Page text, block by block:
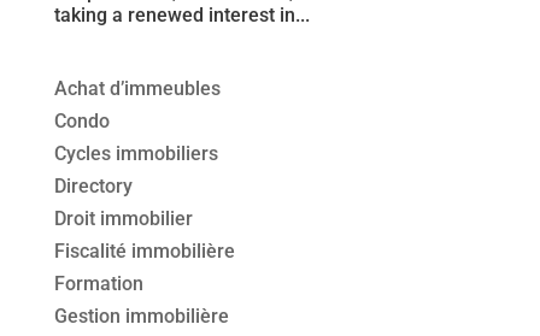
taking a renewed interest in...
Achat d’immeubles
Condo
Cycles immobiliers
Directory
Droit immobilier
Fiscalité immobilière
Formation
Gestion immobilière